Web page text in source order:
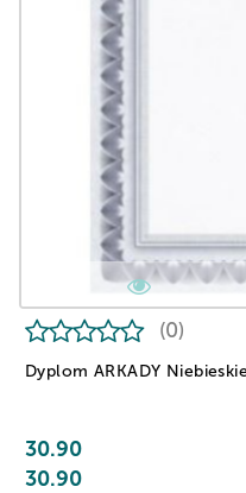
Dyplom ARKADY
(0)
30.90
30.90